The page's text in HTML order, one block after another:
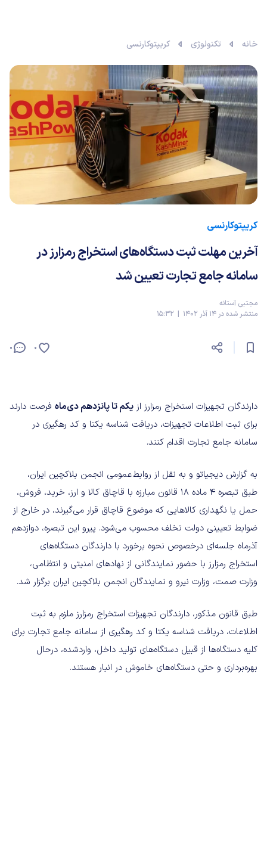
خانه تکنولوژی کریپتوکارنسی
کریپتوکارنسی
آخرین مهلت ثبت دستگاه‌های استخراج رمزارز در
سامانه جامع تجارت تعیین شد
مجتبی آستانه
منتشر شده در 14 آذر 1402 | 15:32
0 0
دارندگان تجهیزات استخراج رمزارز از یکم تا پانزدهم دی‌ماه فرصت دارند
برای ثبت اطلاعات تجهیزات، دریافت شناسه یکتا و کد رهگیری در
سامانه جامع تجارت اقدام کنند.
به گزارش دیجیاتو و به نقل از روابط‌عمومی انجمن بلاکچین ایران،
طبق تبصره 4 ماده 18 قانون مبارزه با قاچاق کالا و ارز، خرید، فروش،
حمل یا نگهداری کالاهایی که موضوع قاچاق قرار می‌گیرند، در خارج از
ضوابط تعیینی دولت تخلف محسوب می‌شود. پیرو این تبصره، دوازدهم
آذرماه جلسه‌ای درخصوص نحوه برخورد با دارندگان دستگاه‌های
استخراج رمزارز با حضور نمایندگانی از نهادهای امنیتی و انتظامی،
وزارت صمت، وزارت نیرو و نمایندگان انجمن بلاکچین ایران برگزار شد.
طبق قانون مذکور، دارندگان تجهیزات استخراج رمزارز ملزم به ثبت
اطلاعات، دریافت شناسه یکتا و کد رهگیری از سامانه جامع تجارت برای
کلیه دستگاه‌ها از قبیل دستگاه‌های تولید داخل، واردشده، درحال
بهره‌برداری و حتی دستگاه‌های خاموش در انبار هستند.